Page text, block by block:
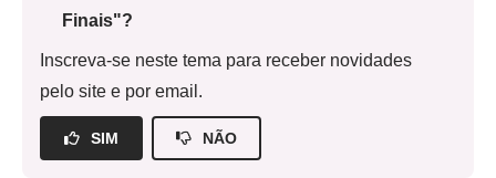
Finais"?
Inscreva-se neste tema para receber novidades
pelo site e por email.
SIM NÃO